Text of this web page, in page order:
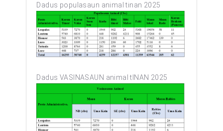
Dadus populasaun animal tinan 2025
Dadus VASINASAUN animal tINAN 2025